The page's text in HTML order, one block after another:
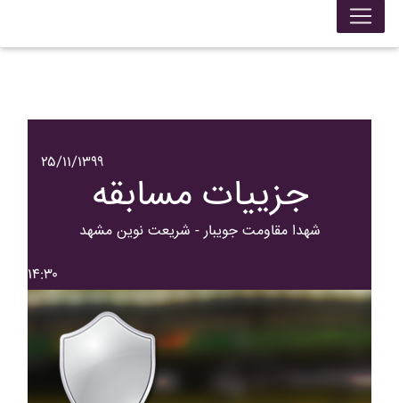
۲۵/۱۱/۱۳۹۹
جزییات مسابقه
شهدا مقاومت جويبار - شريعت نوين مشهد
۱۴:۳۰